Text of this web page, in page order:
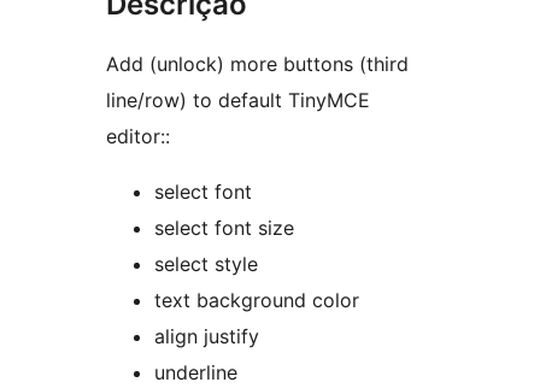
Add (unlock) more buttons (third
line/row) to default TinyMCE
editor::
select font
select font size
select style
text background color
align justify
underline